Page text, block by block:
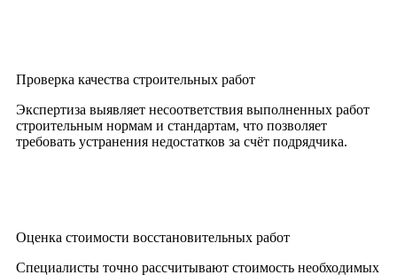
Проверка качества строительных работ
Экспертиза выявляет несоответствия выполненных работ
строительным нормам и стандартам, что позволяет
требовать устранения недостатков за счёт подрядчика.
Оценка стоимости восстановительных работ
Специалисты точно рассчитывают стоимость необходимых